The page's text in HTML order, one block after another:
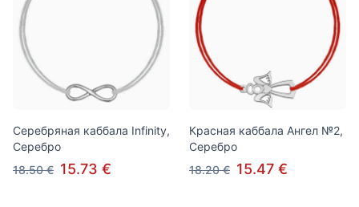
Серебряная каббала Infinity,
Серебро
18.50 € 15.73 €
Красная каббала Ангел №2,
Серебро
18.20 € 15.47 €